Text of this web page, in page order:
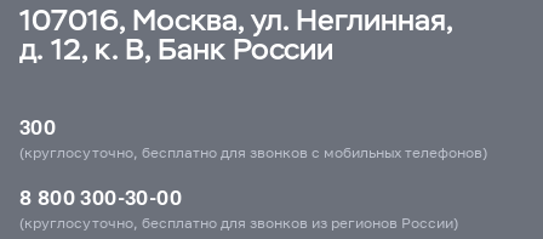
107016, Москва, ул. Неглинная,
д. 12, к. В, Банк России
300
(круглосуточно, бесплатно для звонков с мобильных телефонов)
8 800 300-30-00
(круглосуточно, бесплатно для звонков из регионов России)